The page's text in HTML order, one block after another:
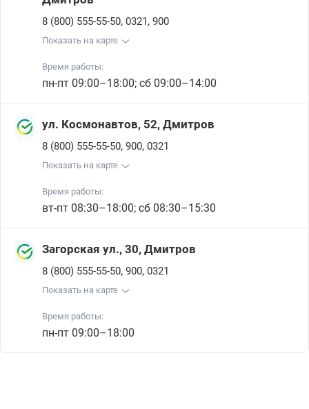
8 (800) 555-55-50, 0321, 900
Показать на карте
Время работы:
пн-пт 09:00–18:00; сб 09:00–14:00
ул. Космонавтов, 52, Дмитров
8 (800) 555-55-50, 900, 0321
Показать на карте
Время работы:
вт-пт 08:30–18:00; сб 08:30–15:30
Загорская ул., 30, Дмитров
8 (800) 555-55-50, 900, 0321
Показать на карте
Время работы:
пн-пт 09:00–18:00